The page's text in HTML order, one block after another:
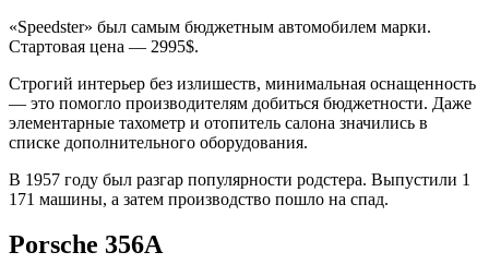
«Speedster» был самым бюджетным автомобилем марки.
Стартовая цена — 2995$.
Строгий интерьер без излишеств, минимальная оснащенность
— это помогло производителям добиться бюджетности. Даже
элементарные тахометр и отопитель салона значились в
списке дополнительного оборудования.
В 1957 году был разгар популярности родстера. Выпустили 1
171 машины, а затем производство пошло на спад.
Porsche 356А